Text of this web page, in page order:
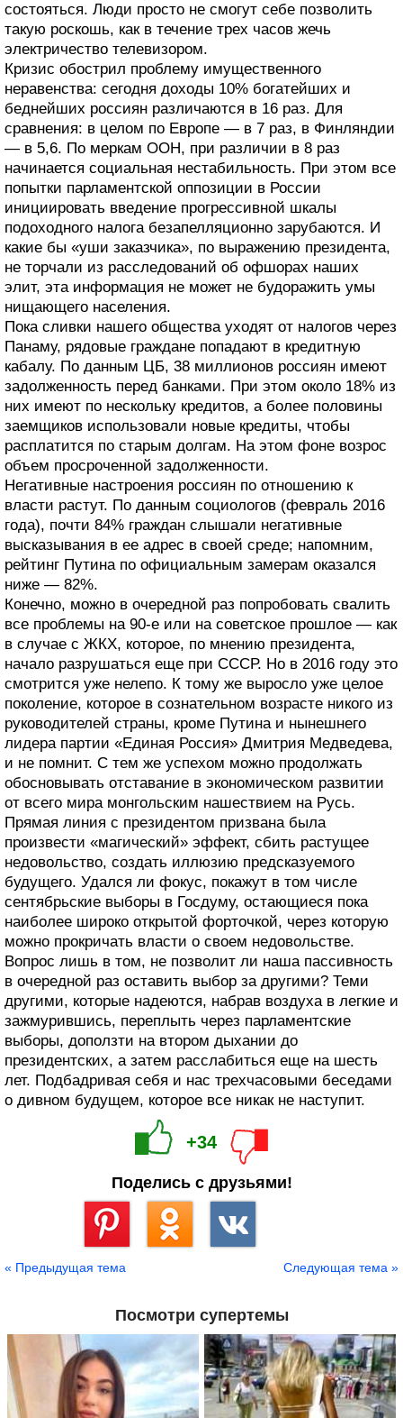
состояться. Люди просто не смогут себе позволить
такую роскошь, как в течение трех часов жечь
электричество телевизором.
Кризис обострил проблему имущественного
неравенства: сегодня доходы 10% богатейших и
беднейших россиян различаются в 16 раз. Для
сравнения: в целом по Европе — в 7 раз, в Финляндии
— в 5,6. По меркам ООН, при различии в 8 раз
начинается социальная нестабильность. При этом все
попытки парламентской оппозиции в России
инициировать введение прогрессивной шкалы
подоходного налога безапелляционно зарубаются. И
какие бы «уши заказчика», по выражению президента,
не торчали из расследований об офшорах наших
элит, эта информация не может не будоражить умы
нищающего населения.
Пока сливки нашего общества уходят от налогов через
Панаму, рядовые граждане попадают в кредитную
кабалу. По данным ЦБ, 38 миллионов россиян имеют
задолженность перед банками. При этом около 18% из
них имеют по нескольку кредитов, а более половины
заемщиков использовали новые кредиты, чтобы
расплатится по старым долгам. На этом фоне возрос
объем просроченной задолженности.
Негативные настроения россиян по отношению к
власти растут. По данным социологов (февраль 2016
года), почти 84% граждан слышали негативные
высказывания в ее адрес в своей среде; напомним,
рейтинг Путина по официальным замерам оказался
ниже — 82%.
Конечно, можно в очередной раз попробовать свалить
все проблемы на 90-е или на советское прошлое — как
в случае с ЖКХ, которое, по мнению президента,
начало разрушаться еще при СССР. Но в 2016 году это
смотрится уже нелепо. К тому же выросло уже целое
поколение, которое в сознательном возрасте никого из
руководителей страны, кроме Путина и нынешнего
лидера партии «Единая Россия» Дмитрия Медведева,
и не помнит. С тем же успехом можно продолжать
обосновывать отставание в экономическом развитии
от всего мира монгольским нашествием на Русь.
Прямая линия с президентом призвана была
произвести «магический» эффект, сбить растущее
недовольство, создать иллюзию предсказуемого
будущего. Удался ли фокус, покажут в том числе
сентябрьские выборы в Госдуму, остающиеся пока
наиболее широко открытой форточкой, через которую
можно прокричать власти о своем недовольстве.
Вопрос лишь в том, не позволит ли наша пассивность
в очередной раз оставить выбор за другими? Теми
другими, которые надеются, набрав воздуха в легкие и
зажмурившись, переплыть через парламентские
выборы, доползти на втором дыхании до
президентских, а затем расслабиться еще на шесть
лет. Подбадривая себя и нас трехчасовыми беседами
о дивном будущем, которое все никак не наступит.
+34
Поделись с друзьями!
« Предыдущая тема Следующая тема »
Посмотри супертемы